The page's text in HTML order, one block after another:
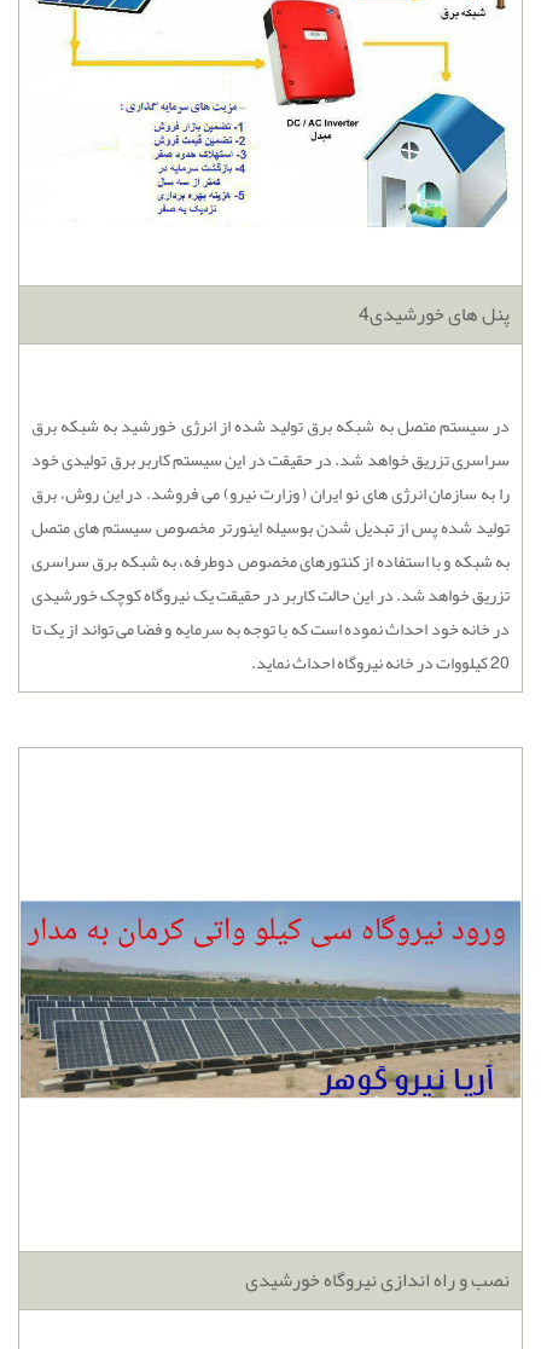
پنل های خورشیدی4
در سیستم متصل به شبکه برق تولید شده از انرژی خورشید به شبکه برق
سراسری تزریق خواهد شد. در حقیقت در این سیستم کاربر برق تولیدی خود
را به سازمان انرژی های نو ایران ( وزارت نیرو) می فروشد. در این روش، برق
تولید شده پس از تبدیل شدن بوسیله اینورتر مخصوص سیستم های متصل
به شبکه و با استفاده از کنتورهای مخصوص دوطرفه، به شبکه برق سراسری
تزریق خواهد شد. در این حالت کاربر در حقیقت یک نیروگاه کوچک خورشیدی
در خانه خود احداث نموده است که با توجه به سرمایه و فضا می تواند از یک تا
20 کیلووات در خانه نیروگاه احداث نماید.
نصب و راه اندازی نیروگاه خورشیدی